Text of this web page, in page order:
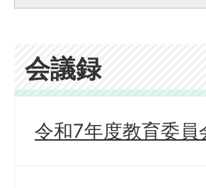
会議録
令和7年度教育委員